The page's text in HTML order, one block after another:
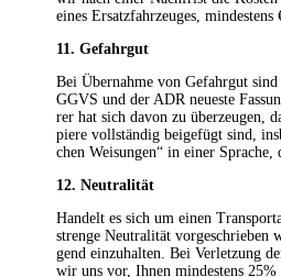
eines Ersatz­fahr­zeu­ges, min­des­tens
11. Gefahr­gut
Bei Über­nah­me von Gefahr­gut
GGVS und der ADR neu­es­te
rer hat sich davon zu über­zeu­gen,
pie­re voll­stän­dig bei­gefügt sind,
chen Wei­sun­gen“ in einer Spra­che,
12. Neu­tra­li­tät
Han­delt es sich um einen
stren­ge Neu­tra­li­tät vor­ge­schrie­ben
gend ein­zu­hal­ten. Bei Ver­let­zung
wir uns vor, Ihnen min­des­tens 25%